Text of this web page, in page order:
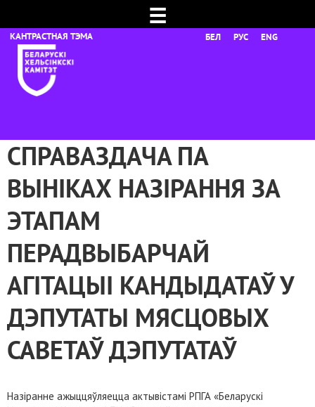
☰
БЕЛ РУС ENG
СПРАВАЗДАЧА ПА
ВЫНІКАХ НАЗІРАННЯ ЗА
ЭТАПАМ
ПЕРАДВЫБАРЧАЙ
АГІТАЦЫІ КАНДЫДАТАЎ У
ДЭПУТАТЫ МЯСЦОВЫХ
САВЕТАЎ ДЭПУТАТАЎ
Назіранне ажыццяўляецца актывістамі РПГА «Беларускі